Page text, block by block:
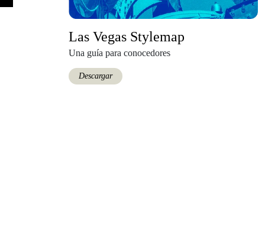
Las Vegas Stylemap
Una guía para conocedores
Descargar